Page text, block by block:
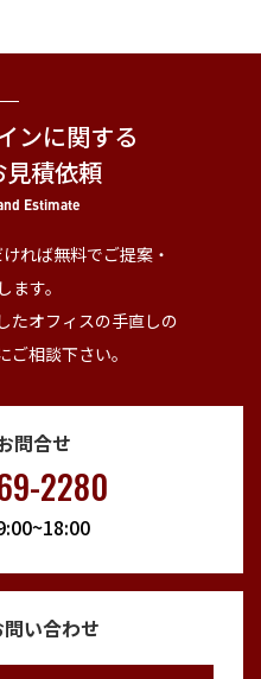
ンに関する
見積依頼
Estimate
れば無料でご提案・
ます。
たオフィスの手直しの
ご相談下さい。
問合せ
2280
い合わせ